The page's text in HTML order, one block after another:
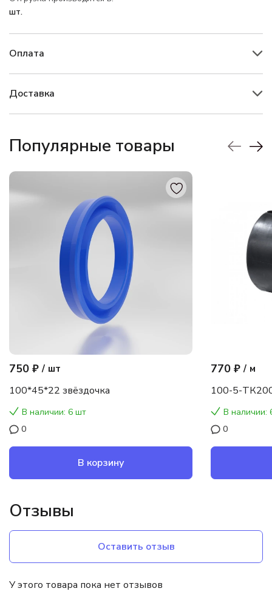
шт.
Оплата
Доставка
Популярные товары
750 ₽ / шт
100*45*22 звёздочка
В наличии: 6 шт
0
В корзину
770 ₽ / м
100-5-
В наличии:
0
Отзывы
Оставить отзыв
У этого товара пока нет отзывов